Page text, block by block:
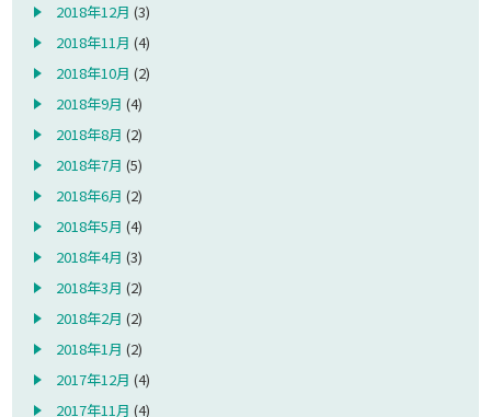
2018年12月 (3)
2018年11月 (4)
2018年10月 (2)
2018年9月 (4)
2018年8月 (2)
2018年7月 (5)
2018年6月 (2)
2018年5月 (4)
2018年4月 (3)
2018年3月 (2)
2018年2月 (2)
2018年1月 (2)
2017年12月 (4)
2017年11月 (4)